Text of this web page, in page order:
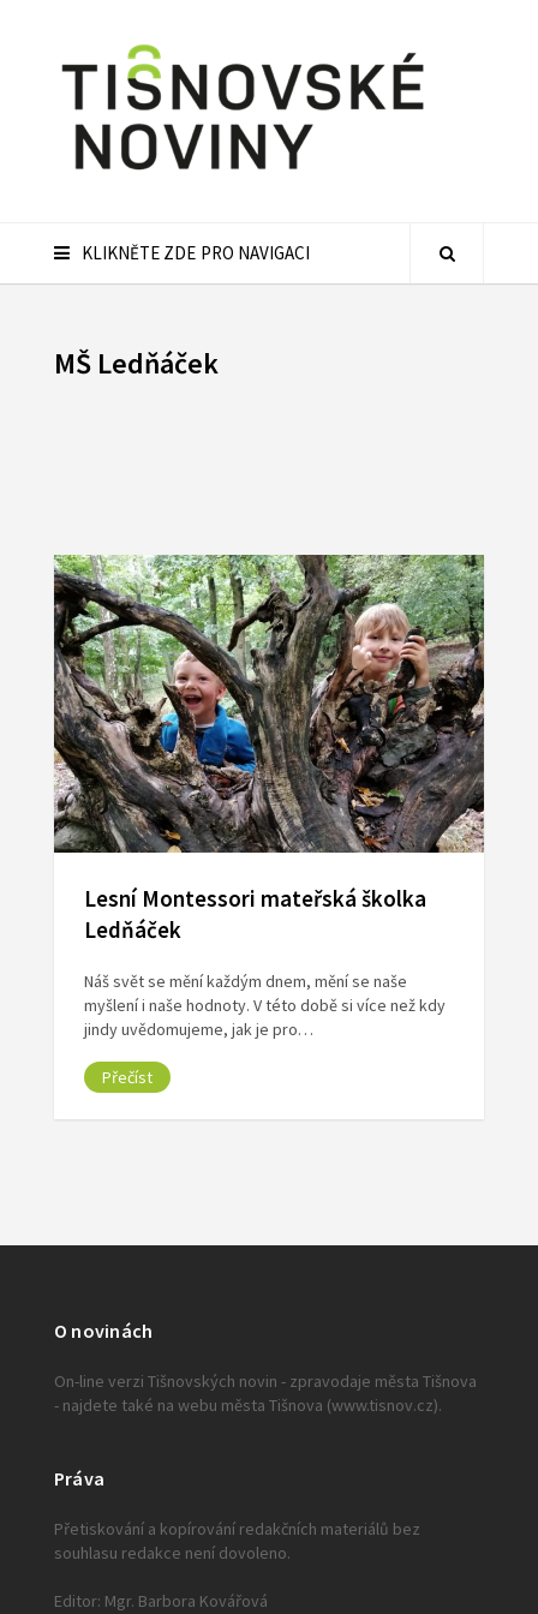
KLIKNĚTE ZDE PRO NAVIGACI
MŠ Ledňáček
Lesní Montessori mateřská školka
Ledňáček
Náš svět se mění každým dnem, mění se naše
myšlení i naše hodnoty. V této době si více než kdy
jindy uvědomujeme, jak je pro…
Přečíst
O novinách
On-line verzi Tišnovských novin - zpravodaje města Tišnova
- najdete také na webu města Tišnova (www.tisnov.cz).
Práva
Přetiskování a kopírování redakčních materiálů bez
souhlasu redakce není dovoleno.
Editor: Mgr. Barbora Kovářová